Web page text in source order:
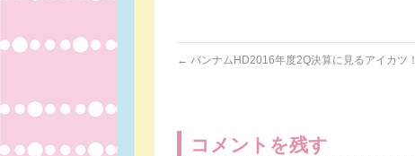
← バンナムHD2016年度2Q決算に見るアイカツ！
コメントを残す